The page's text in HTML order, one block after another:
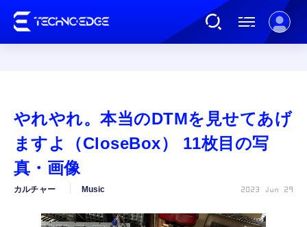
AI
ゲーム
やれやれ。本当のDTMを見せてあげ
ますよ（CloseBox） 11枚目の写
真・画像
カルチャー Music 2023 Jun 29